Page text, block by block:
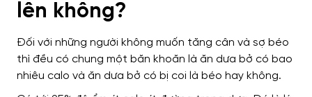
lên không?
Đối với những người không muốn tăng cân và sợ béo
thì đều có chung một băn khoăn là ăn dưa bở có bao
nhiêu calo và ăn dưa bở có bị coi là béo hay không.